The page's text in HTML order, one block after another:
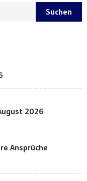
2026
Ansprüche